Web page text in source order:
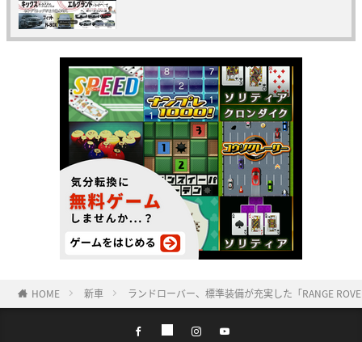
HOME 新車 ランドローバー、標準装備が充実した「RANGE